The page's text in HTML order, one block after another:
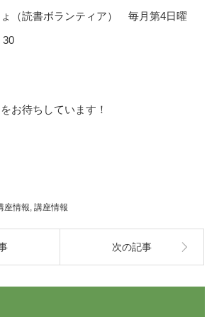
（読書ボランティア） 毎月第4日曜
お待ちしています！
座情報 講座情報
次の記事